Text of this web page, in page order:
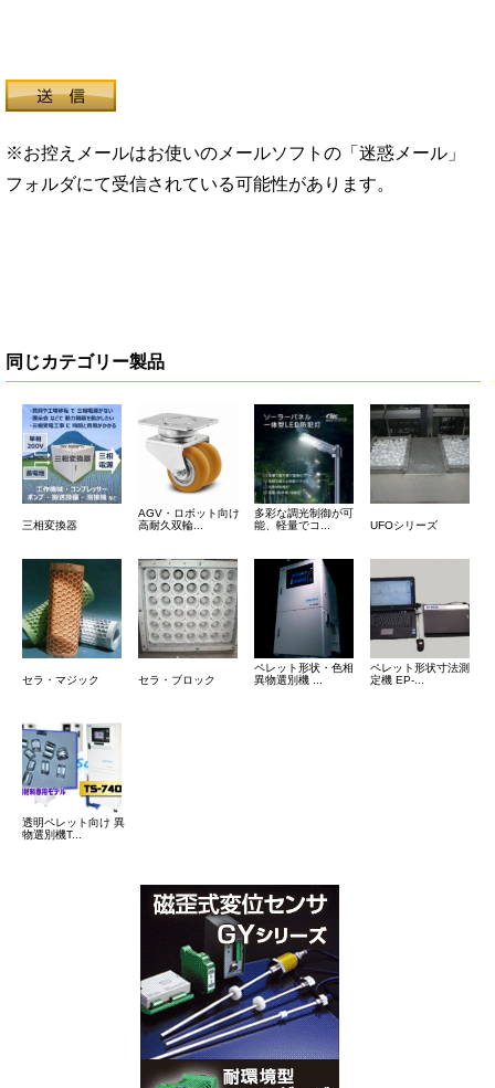
※お控えメールはお使いのメールソフトの「迷惑メール」
フォルダにて受信されている可能性があります。
同じカテゴリー製品
三相変換器
AGV・ロボット向け
高耐久双輪...
多彩な調光制御が可
能、軽量でコ...
UFOシリーズ
セラ・マジック セラ・ブロック
ペレット形状・色相
異物選別機 ...
ペレット形状寸法測
定機 EP-...
透明ペレット向け 異
物選別機T...